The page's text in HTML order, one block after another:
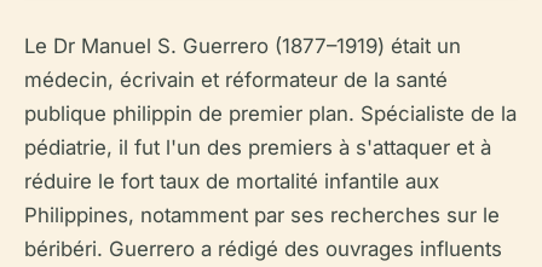
Le Dr Manuel S. Guerrero (1877–1919) était un
médecin, écrivain et réformateur de la santé
publique philippin de premier plan. Spécialiste de la
pédiatrie, il fut l'un des premiers à s'attaquer et à
réduire le fort taux de mortalité infantile aux
Philippines, notamment par ses recherches sur le
béribéri. Guerrero a rédigé des ouvrages influents